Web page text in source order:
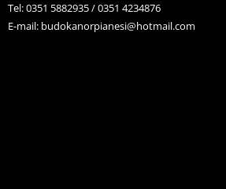
Tel: 0351 5882935 / 0351 4234876
E-mail: budokanorpianesi@hotmail.com